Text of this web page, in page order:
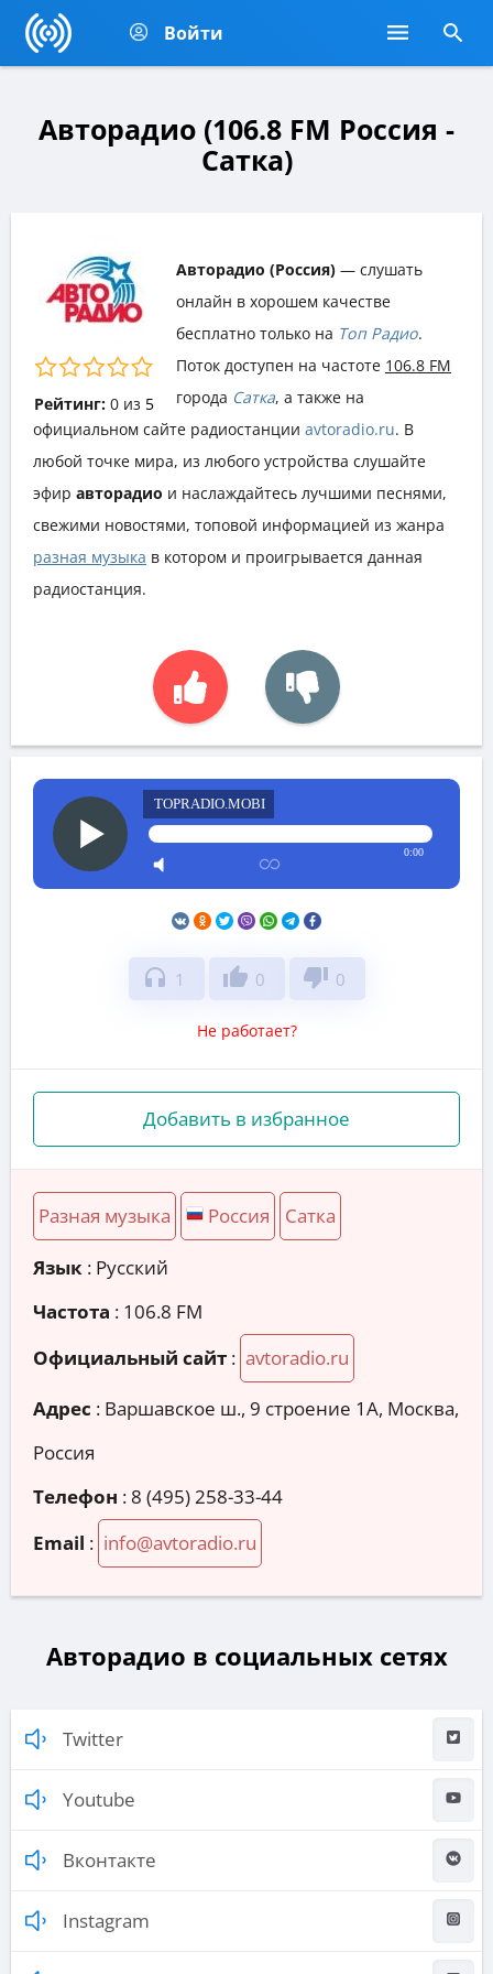
Войти
Авторадио (106.8 FM Россия -
Сатка)
Рейтинг: 0из 5
Авторадио (Россия) — слушать
онлайн в хорошем качестве
бесплатно только на Топ Радио.
Поток доступен на частоте 106.8 FM
города Сатка, а также на
официальном сайте радиостанции avtoradio.ru. В
любой точке мира, из любого устройства слушайте
эфир авторадио и наслаждайтесь лучшими песнями,
свежими новостями, топовой информацией из жанра
разная музыка в котором и проигрывается данная
радиостанция.
TOPRADIO.MOBI
0:00
headphones 1 thumb_up 0 thumb_down 0
Не работает?
Добавить в избранное
Разная музыка Россия Сатка
Язык : Русский
Частота : 106.8 FM
Официальный сайт : avtoradio.ru
Адрес : Варшавское ш., 9 строение 1А, Москва,
Россия
Телефон : 8 (495) 258-33-44
Email : info@avtoradio.ru
Авторадио в социальных сетях
Twitter
Youtube
Вконтакте
Instagram